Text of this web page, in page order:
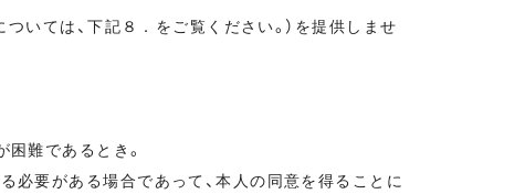
いては、下記８．をご覧ください。）を提供しませ
難であるとき。
要がある場合であって、本人の同意を得ることに